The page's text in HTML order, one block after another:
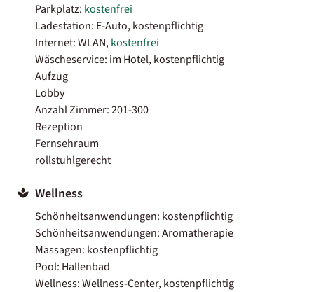
Parkplatz: kostenfrei
Ladestation: E-Auto, kostenpflichtig
Internet: WLAN,kostenfrei
Wäscheservice: im Hotel, kostenpflichtig
Aufzug
Lobby
Anzahl Zimmer: 201-300
Rezeption
Fernsehraum
rollstuhlgerecht
Wellness
Schönheitsanwendungen: kostenpflichtig
Schönheitsanwendungen: Aromatherapie
Massagen: kostenpflichtig
Pool: Hallenbad
Wellness: Wellness-Center, kostenpflichtig